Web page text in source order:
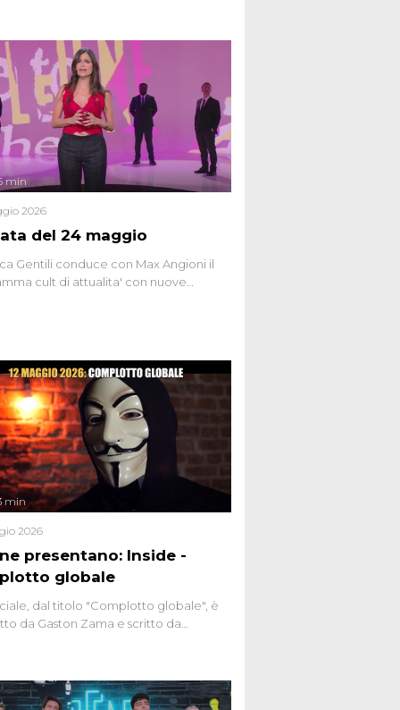
del 24 maggio
min
2026
Gentili conduce con Max Angioni il
cult di attualita' con nuove
presentano: Inside -
globale
min
2026
dal titolo "Complotto globale", è
da Gaston Zama e scritto da
dei sospetti globali e del